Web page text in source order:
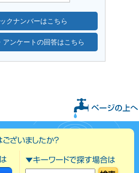
クナンバーはこちら
アンケートの回答はこちら